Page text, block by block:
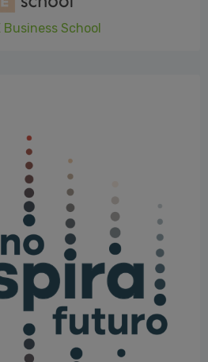
Business School